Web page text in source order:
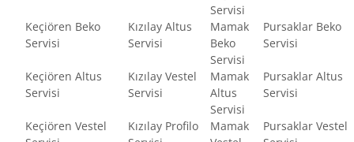
Servisi
Keçiören Beko
Servisi
Kızılay Altus
Servisi
Mamak
Beko
Servisi
Pursaklar Beko
Servisi
Keçiören Altus
Servisi
Kızılay Vestel
Servisi
Mamak
Altus
Servisi
Pursaklar Altus
Servisi
Keçiören Vestel
Kızılay Profilo
Mamak
Pursaklar Vestel